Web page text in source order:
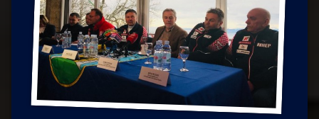
Miroslav Šantek